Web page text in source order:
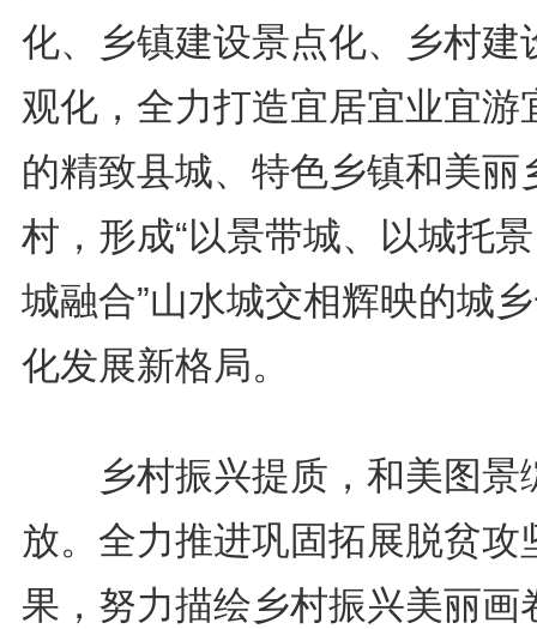
化、乡镇建设景点化、乡村建
观化，全力打造宜居宜业宜游
的精致县城、特色乡镇和美丽
村，形成“以景带城、以城托
城融合”山水城交相辉映的城
化发展新格局。
乡村振兴提质，和美图景
放。全力推进巩固拓展脱贫攻
果，努力描绘乡村振兴美丽画